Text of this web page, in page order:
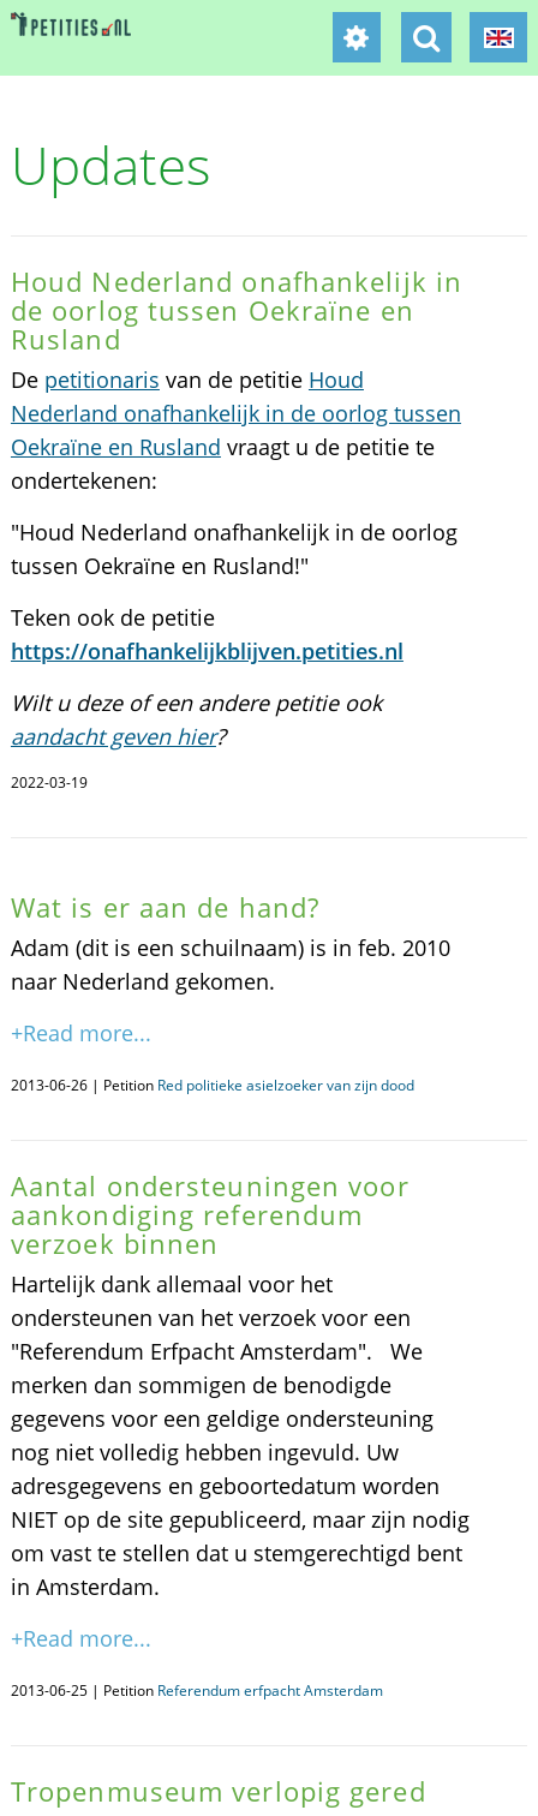
Updates
Houd Nederland onafhankelijk in
de oorlog tussen Oekraïne en
Rusland
De petitionaris van de petitie Houd
Nederland onafhankelijk in de oorlog tussen
Oekraïne en Rusland vraagt u de petitie te
ondertekenen:
"Houd Nederland onafhankelijk in de oorlog
tussen Oekraïne en Rusland!"
Teken ook de petitie
https://onafhankelijkblijven.petities.nl
Wilt u deze of een andere petitie ook
aandacht geven hier?
2022-03-19
Wat is er aan de hand?
Adam (dit is een schuilnaam) is in feb. 2010
naar Nederland gekomen.
+Read more...
2013-06-26 | Petition Red politieke asielzoeker van zijn dood
Aantal ondersteuningen voor
aankondiging referendum
verzoek binnen
Hartelijk dank allemaal voor het
ondersteunen van het verzoek voor een
"Referendum Erfpacht Amsterdam". We
merken dan sommigen de benodigde
gegevens voor een geldige ondersteuning
nog niet volledig hebben ingevuld. Uw
adresgegevens en geboortedatum worden
NIET op de site gepubliceerd, maar zijn nodig
om vast te stellen dat u stemgerechtigd bent
in Amsterdam.
+Read more...
2013-06-25 | Petition Referendum erfpacht Amsterdam
Tropenmuseum verlopig gered